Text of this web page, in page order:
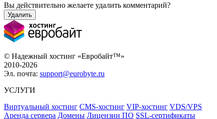
Вы действительно желаете удалить комментарий?
Удалить
© Надежный хостинг «Евробайт™»
2010-2026
Эл. почта: support@eurobyte.ru
УСЛУГИ
Виртуальный хостинг CMS-хостинг VIP-хостинг VDS/VPS
Аренда сервера Домены Лицензии ПО SSL-сертификаты